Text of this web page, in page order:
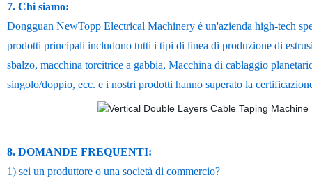
7. Chi siamo:
Dongguan NewTopp Electrical Machinery è un'azienda high-tech
prodotti principali includono tutti i tipi di linea di produzione di
sbalzo, macchina torcitrice a gabbia, Macchina di cablaggio
singolo/doppio, ecc. e i nostri prodotti hanno superato la
8. DOMANDE FREQUENTI:
1) sei un produttore o una società di commercio?